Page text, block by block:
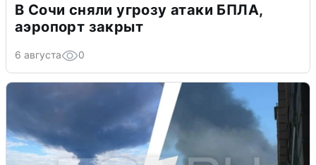
В Сочи сняли угрозу атаки БПЛА,
аэропорт закрыт
6 августа 0